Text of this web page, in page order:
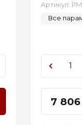
Артикул:
Все
7 806